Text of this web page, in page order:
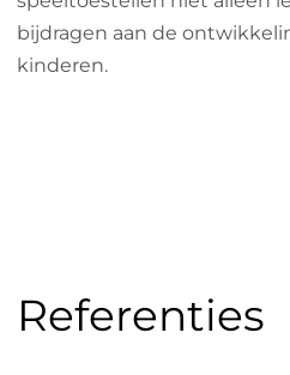
bijdragen aan de
kinderen.
Referenties